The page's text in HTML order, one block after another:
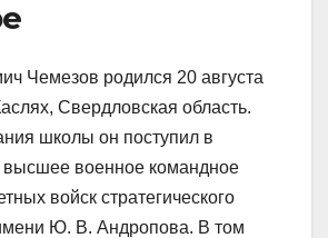
Чемезов родился 20 августа
Свердловская область.
школы он поступил в
высшее военное командное
войск стратегического
Ю. В. Андропова. В том